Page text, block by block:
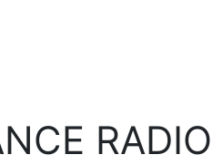
RADIO